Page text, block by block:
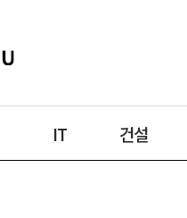
IT 건설